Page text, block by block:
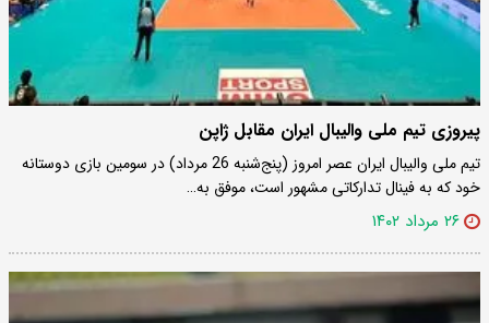
پیروزی تیم ملی والیبال ایران مقابل ژاپن
تیم ملی والیبال ایران عصر امروز (پنج‌شنبه 26 مرداد) در سومین بازی دوستانه
خود که به فینال تدارکاتی مشهور است، موفق به…
۲۶ مرداد ۱۴۰۲